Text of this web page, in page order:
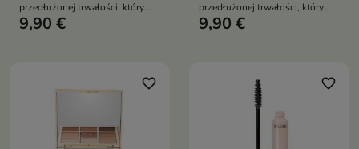
przedłużonej trwałości, który
skutecznie wyrównuje koloryt i
wsparcie dzięki bogatej formule
z witaminami i składnikami
9,90 €
przedłużonej trwałości, który
skutecznie wyrównuje koloryt i
wsparcie dzięki bogatej formule
z witaminami i składnikami
regenerującymi
9,90 €
favorite_border favorite_border